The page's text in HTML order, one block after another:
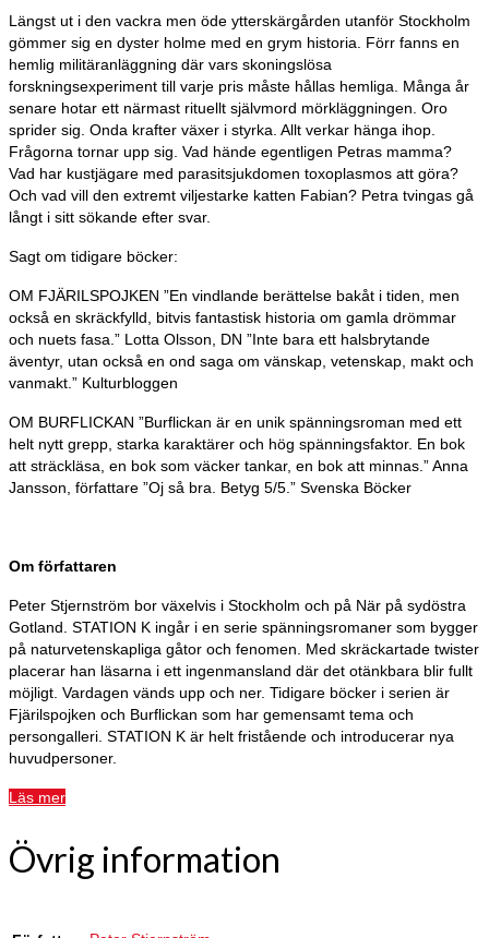
Längst ut i den vackra men öde ytterskärgården utanför Stockholm
gömmer sig en dyster holme med en grym historia. Förr fanns en
hemlig militäranläggning där vars skoningslösa
forskningsexperiment till varje pris måste hållas hemliga. Många år
senare hotar ett närmast rituellt självmord mörkläggningen. Oro
sprider sig. Onda krafter växer i styrka. Allt verkar hänga ihop.
Frågorna tornar upp sig. Vad hände egentligen Petras mamma?
Vad har kustjägare med parasitsjukdomen toxoplasmos att göra?
Och vad vill den extremt viljestarke katten Fabian? Petra tvingas gå
långt i sitt sökande efter svar.
Sagt om tidigare böcker:
OM FJÄRILSPOJKEN ”En vindlande berättelse bakåt i tiden, men
också en skräckfylld, bitvis fantastisk historia om gamla drömmar
och nuets fasa.” Lotta Olsson, DN ”Inte bara ett halsbrytande
äventyr, utan också en ond saga om vänskap, vetenskap, makt och
vanmakt.” Kulturbloggen
OM BURFLICKAN ”Burflickan är en unik spänningsroman med ett
helt nytt grepp, starka karaktärer och hög spänningsfaktor. En bok
att sträckläsa, en bok som väcker tankar, en bok att minnas.” Anna
Jansson, författare ”Oj så bra. Betyg 5/5.” Svenska Böcker
Om författaren
Peter Stjernström bor växelvis i Stockholm och på När på sydöstra
Gotland. STATION K ingår i en serie spänningsromaner som bygger
på naturvetenskapliga gåtor och fenomen. Med skräckartade twister
placerar han läsarna i ett ingenmansland där det otänkbara blir fullt
möjligt. Vardagen vänds upp och ner. Tidigare böcker i serien är
Fjärilspojken och Burflickan som har gemensamt tema och
persongalleri. STATION K är helt fristående och introducerar nya
huvudpersoner.
Läs mer
Övrig information